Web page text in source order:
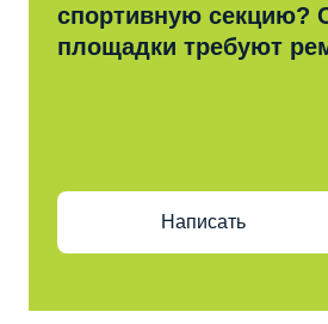
спортивную секцию?
площадки требуют
Написать